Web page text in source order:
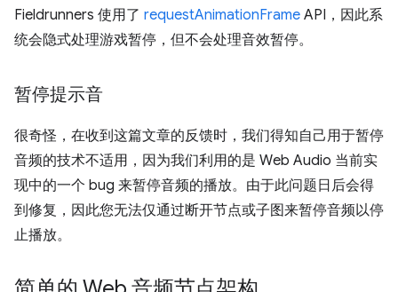
Fieldrunners 使用了 requestAnimationFrame API，因此系
统会隐式处理游戏暂停，但不会处理音效暂停。
暂停提示音
很奇怪，在收到这篇文章的反馈时，我们得知自己用于暂停
音频的技术不适用，因为我们利用的是 Web Audio 当前实
现中的一个 bug 来暂停音频的播放。由于此问题日后会得
到修复，因此您无法仅通过断开节点或子图来暂停音频以停
止播放。